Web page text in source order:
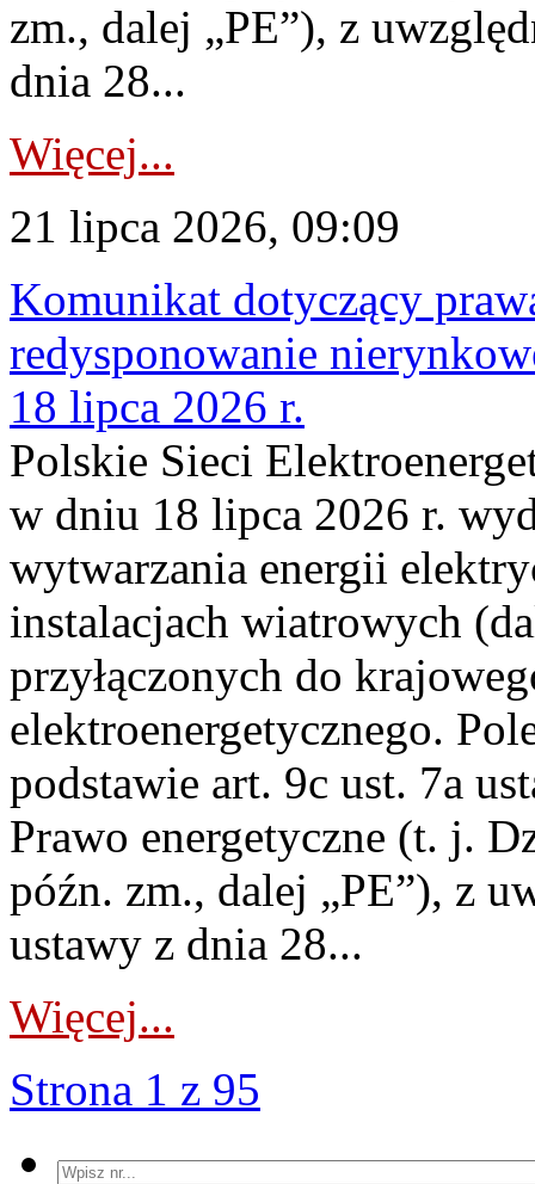
zm., dalej „PE”), z
dnia 28...
Więcej...
21 lipca 2026, 09:09
Komunikat dotyczący
redysponowanie
18 lipca 2026 r.
Polskie Sieci
w dniu 18 lipca 2026 r.
wytwarzania energii
instalacjach wiatrowych
przyłączonych do
elektroenergetycznego.
podstawie art. 9c ust. 7a
Prawo energetyczne (t. j.
późn. zm., dalej „PE”), z
ustawy z dnia 28...
Więcej...
Strona 1 z 95